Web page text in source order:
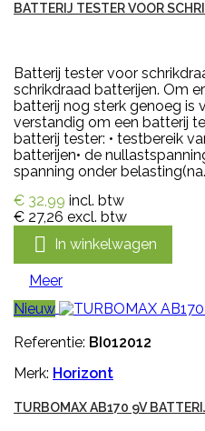
BATTERIJ TESTER VOOR
Batterij tester voor
schrikdraad batterijen. Om
batterij nog sterk genoeg is
verstandig om een batterij
batterij tester: • testbereik
batterijen• de
spanning onder
€ 32,99 incl. btw
€ 27,26 excl. btw
 In winkelwagen
Meer
Nieuw
Referentie: BI012012
Merk: Horizont
TURBOMAX AB170 9V